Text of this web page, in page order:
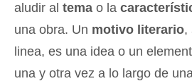
aludir al tema o la
una obra. Un motivo literario,
linea, es una idea o un
una y otra vez a lo largo de